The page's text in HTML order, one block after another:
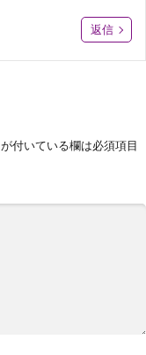
返信
が付いている欄は必須項目